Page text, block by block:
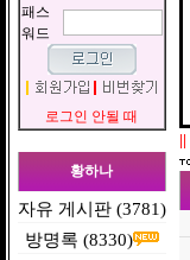
패스
워드
로그인 안될 때
황하나
자유 게시판 (3781)
방명록 (8330)
||